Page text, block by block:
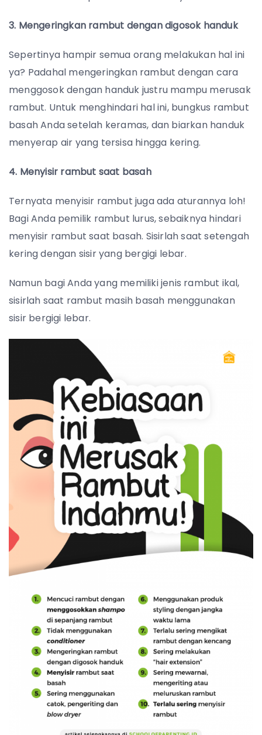
3. Mengeringkan rambut dengan digosok handuk
Sepertinya hampir semua orang melakukan hal ini
ya? Padahal mengeringkan rambut dengan cara
menggosok dengan handuk justru mampu merusak
rambut. Untuk menghindari hal ini, bungkus rambut
basah Anda setelah keramas, dan biarkan handuk
menyerap air yang tersisa hingga kering.
4. Menyisir rambut saat basah
Ternyata menyisir rambut juga ada aturannya loh!
Bagi Anda pemilik rambut lurus, sebaiknya hindari
menyisir rambut saat basah. Sisirlah saat setengah
kering dengan sisir yang bergigi lebar.
Namun bagi Anda yang memiliki jenis rambut ikal,
sisirlah saat rambut masih basah menggunakan
sisir bergigi lebar.